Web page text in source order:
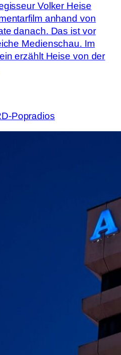
Volker Heise
anhand von
danach. Das ist vor
Medienschau. Im
erzählt Heise von der
Popradios